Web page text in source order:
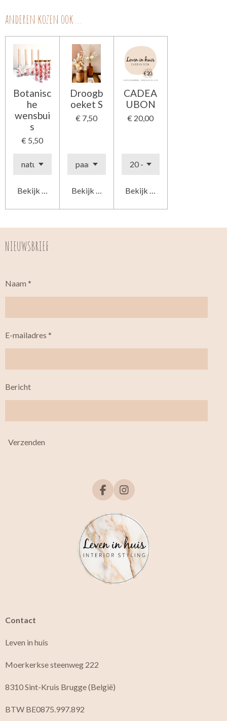
anderen kozen ook ...
Botanisc
he
wensbui
s
€ 5,50
Bekijk details
Droogb
oeket S
€ 7,50
Bekijk details
CADEA
UBON
€ 20,00
Bekijk details
NIEUWSBRIEF
Naam *
E-mailadres *
Bericht
Verzenden
F
a
c
e
b
o
o
k
I
n
s
t
a
g
r
Contact
Leven in huis
Moerkerkse steenweg 222
8310 Sint-Kruis Brugge (België)
BTW BE0875.997.892